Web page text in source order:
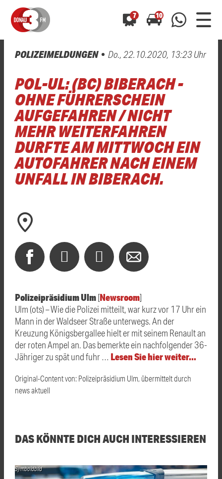
7 10
0800 0 490 400
01520 242 3333
Hast du auch einen Blitzer oder eine Verkehrsbehinderung
gesehen? Ganz einfach melden - kostenlos unter0800 0 490 400
oder perWhatsApp 01520 242 3333
Hast du auch einen Blitzer oder eine Verkehrsbehinderung
gesehen? Ganz einfach melden - kostenlos unter0800 0 490 400
oder perWhatsApp 01520 242 3333
POLIZEIMELDUNGEN Do., 22.10.2020, 13:23 Uhr
POL-UL: (BC) BIBERACH -
OHNE FÜHRERSCHEIN
AUFGEFAHREN / NICHT
MEHR WEITERFAHREN
DURFTE AM MITTWOCH EIN
AUTOFAHRER NACH EINEM
UNFALL IN BIBERACH.
Polizeipräsidium Ulm[Newsroom]
Ulm (ots) – Wie die Polizei mitteilt, war kurz vor 17 Uhr ein
Mann in der Waldseer Straße unterwegs. An der
Kreuzung Königsbergallee hielt er mit seinem Renault an
der roten Ampel an. Das bemerkte ein nachfolgender 36-
Jähriger zu spät und fuhr … Lesen Sie hier weiter…
Original-Content von: Polizeipräsidium Ulm, übermittelt durch
news aktuell
DAS KÖNNTE DICH AUCH INTERESSIEREN
Symboldbild